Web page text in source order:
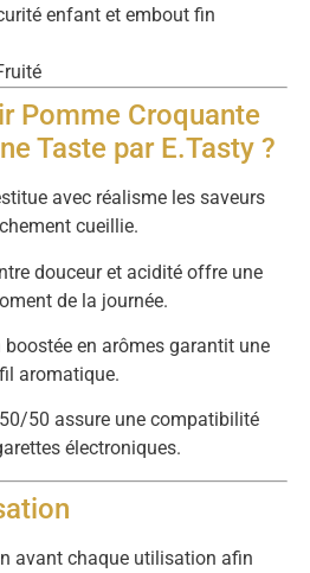
enfant et embout fin
Pomme Croquante
Taste par E.Tasty ?
avec réalisme les saveurs
cueillie.
douceur et acidité offre une
de la journée.
en arômes garantit une
aromatique.
50 assure une compatibilité
électroniques.
avant chaque utilisation afin